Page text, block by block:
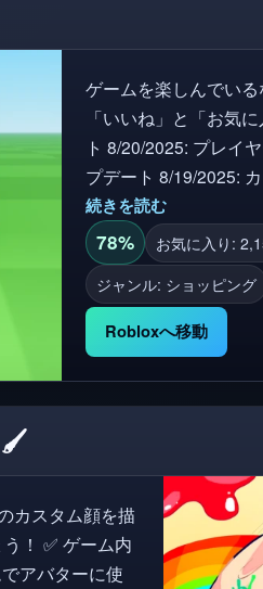
ゲームを楽しんでい
「いいね」と「お気に入
ト 8/20/2025: プレイ
プデート 8/19/2025:
追加されました ゲーム内のカタログアイテムを試して、他の人の服装を表示し、
自分の服装をRoblox
できます! 🌟 ゲーム内で購入したものはインベントリに永遠に残ります! タグ:
Outfit Render, Valk,
Costumes, Costumes
headless, hangout,
続きを読む
78% お気に入り:
ジャンル: ショッピング
Robloxへ移動
🖌️
内
アバターに使